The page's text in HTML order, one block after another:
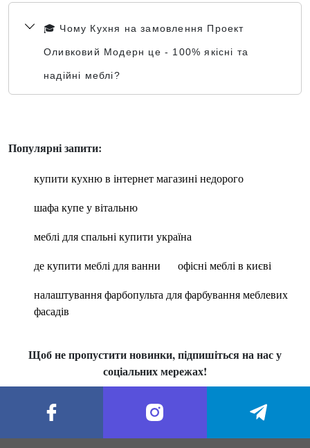
🎓 Чому Кухня на замовлення Проект
Оливковий Модерн це - 100% якісні та
надійні меблі?
Популярні запити:
купити кухню в інтернет магазині недорого
шафа купе у вітальню
меблі для спальні купити україна
де купити меблі для ванни
офісні меблі в києві
налаштування фарбопульта для фарбування меблевих
фасадів
Щоб не пропустити новинки, підпишіться на нас у
соціальних мережах!